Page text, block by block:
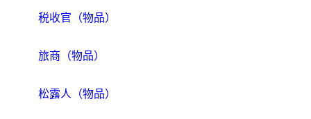
税收官（物品）
旅商（物品）
松露人（物品）